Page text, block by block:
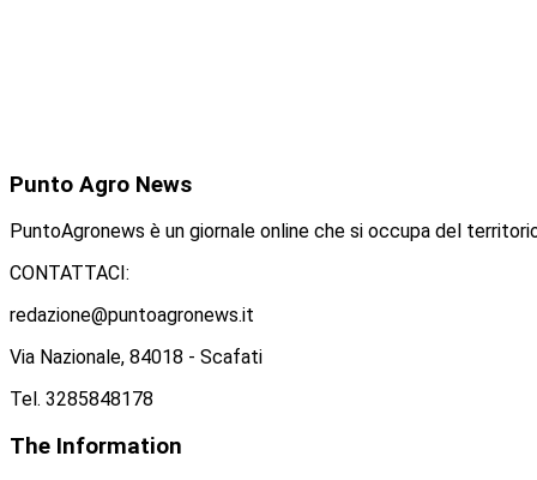
Punto Agro News
PuntoAgronews è un giornale online che si occupa del
CONTATTACI:
redazione@puntoagronews.it
Via Nazionale, 84018 - Scafati
Tel. 3285848178
The Information